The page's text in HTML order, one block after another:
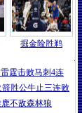
掘金险胜鹈
霆击败马刺4连
箭胜公牛止三连败
不敌森林狼